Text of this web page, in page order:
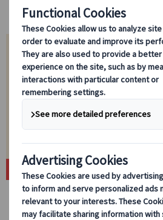
プライベートツアーから選ぶ
人気のツアーから選ぶ